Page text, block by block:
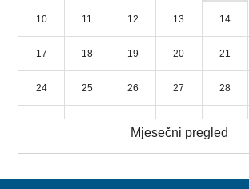
10 11 12 13 14
17 18 19 20 21
24 25 26 27 28
Mjesečni pregled
TURISTIČKE ZAJEDNICE
STRATEGIJA RAZVOJA TURIZMA
DIREKCIJA ROBNIH REZERVI